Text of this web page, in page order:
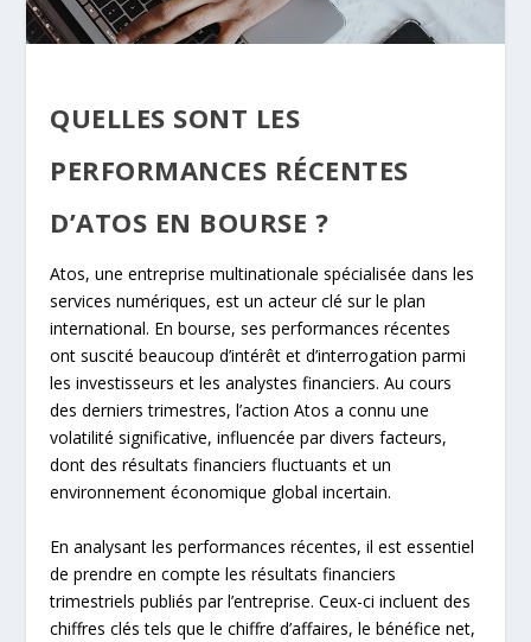
QUELLES SONT LES
PERFORMANCES RÉCENTES
D’ATOS EN BOURSE ?
Atos, une entreprise multinationale spécialisée dans les
services numériques, est un acteur clé sur le plan
international. En bourse, ses performances récentes
ont suscité beaucoup d’intérêt et d’interrogation parmi
les investisseurs et les analystes financiers. Au cours
des derniers trimestres, l’action Atos a connu une
volatilité significative, influencée par divers facteurs,
dont des résultats financiers fluctuants et un
environnement économique global incertain.
En analysant les performances récentes, il est essentiel
de prendre en compte les résultats financiers
trimestriels publiés par l’entreprise. Ceux-ci incluent des
chiffres clés tels que le chiffre d’affaires, le bénéfice net,